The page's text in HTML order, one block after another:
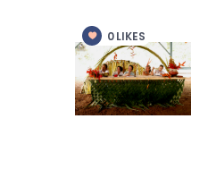
0 LIKES